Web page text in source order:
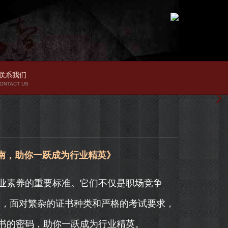
系我们
US
助你一跃成为行业精英》
素养的重要标准。它们不仅是职场竞争
面对繁杂的证书种类和严格的考试要求，
密码，助你一跃成为行业精英。